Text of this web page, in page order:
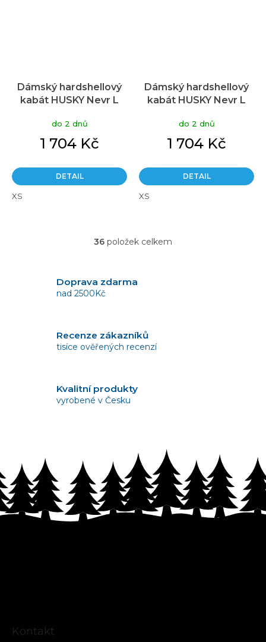
Dámský hardshellový
kabát HUSKY Nevr L
do 2 dnů
1 704 Kč
DETAIL
XS
Dámský hardshellový
kabát HUSKY Nevr L
do 2 dnů
1 704 Kč
DETAIL
XS
O
á
p
r
v
36 položek celkem
Doprava zdarma
nad 2500Kč
Recenze zákazníků
tisíce ověřených recenzí
Kvalitní produkty
vyrobené v Česku
bez problémů do 14 dnů
Z
Kontakt